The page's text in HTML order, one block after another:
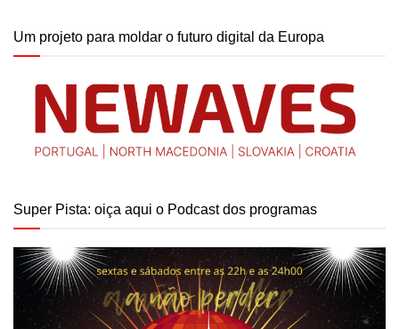
Um projeto para moldar o futuro digital da Europa
Super Pista: oiça aqui o Podcast dos programas